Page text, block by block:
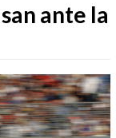
ante la